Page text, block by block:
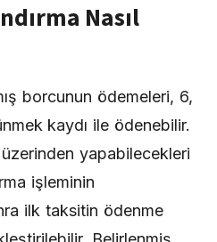
Nasıl
borcunun ödemeleri, 6,
kaydı ile ödenebilir.
yapabilecekleri
işleminin
ilk taksitin ödenme